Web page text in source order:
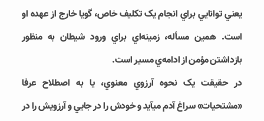
يعني توانايي براي انجام يک تکليف خاص، گويا خارج از عهده او
است. همين مسأله، زمينه‌­اي براي ورود شيطان به منظور
بازداشتن مؤمن از ادامه‌­ي مسير است.
در حقيقت يک نحوه آرزوي معنوي، يا به اصطلاح عرفا
«مشتحيات» سراغ آدم مي‎آيد و خودش را در جايي و آرزويش را در